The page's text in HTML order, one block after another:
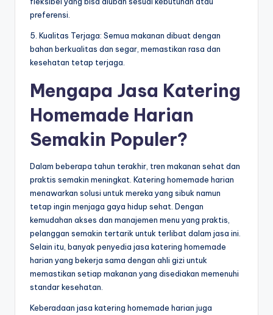
preferensi.
5. Kualitas Terjaga: Semua makanan dibuat dengan
bahan berkualitas dan segar, memastikan rasa dan
kesehatan tetap terjaga.
Mengapa Jasa Katering
Homemade Harian
Semakin Populer?
Dalam beberapa tahun terakhir, tren makanan sehat dan
praktis semakin meningkat. Katering homemade harian
menawarkan solusi untuk mereka yang sibuk namun
tetap ingin menjaga gaya hidup sehat. Dengan
kemudahan akses dan manajemen menu yang praktis,
pelanggan semakin tertarik untuk terlibat dalam jasa ini.
Selain itu, banyak penyedia jasa katering homemade
harian yang bekerja sama dengan ahli gizi untuk
memastikan setiap makanan yang disediakan memenuhi
standar kesehatan.
Keberadaan jasa katering homemade harian juga